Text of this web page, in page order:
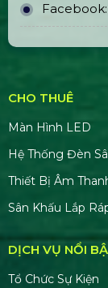
Facebook:
CHO THUÊ
Màn Hình LED
Hệ Thống Đèn
Thiết Bị Âm
Sân Khấu Lắp
DỊCH VỤ NỔI
Tổ Chức Sự Kiện